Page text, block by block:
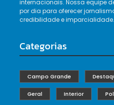
internacionais. Nossa equipe
por dia para oferecer
credibilidade e imparcialidade.
Categorias
Campo Grande
Geral Interior